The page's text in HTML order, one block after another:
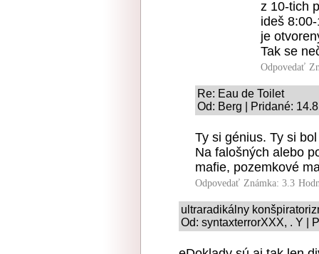
z 10-tich
ideš
je
Tak se
Odpovedať
Re: Eau de Toilet
Od: Berg | Pridané:
Ty si génius. Ty si
Na falošných alebo
mafie, pozemkové
Odpovedať Známka: 3.3
ultraradikálny
Od: syntaxterrorXXX, . Y |